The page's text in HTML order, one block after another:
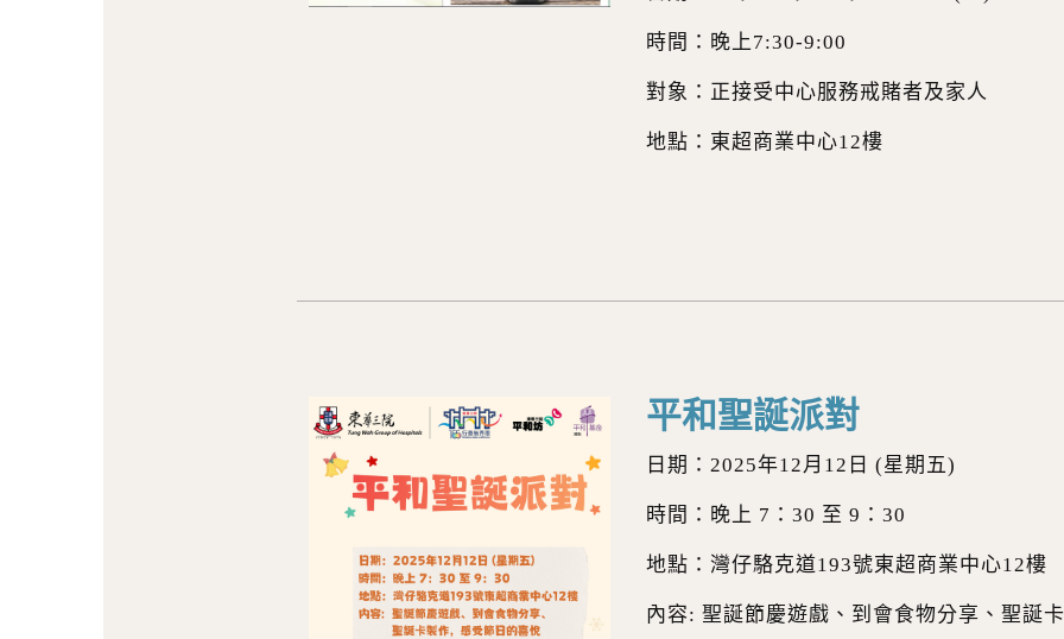
時間：晚上7:30-9:00
對象：正接受中心服務戒賭者及家人
地點：東超商業中心12樓
平和聖誕派對
日期：2025年12月12日 (星期五)
時間：晚上 7：30 至 9：30
地點：灣仔駱克道193號東超商業中心12樓
內容: 聖誕節慶遊戲、到會食物分享、聖誕